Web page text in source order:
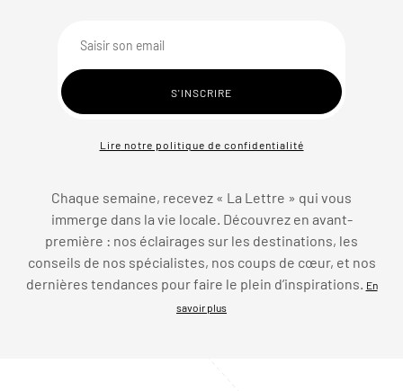
Lire notre politique de confidentialité
Chaque semaine, recevez « La Lettre » qui vous
immerge dans la vie locale. Découvrez en avant-
première : nos éclairages sur les destinations, les
conseils de nos spécialistes, nos coups de cœur, et nos
dernières tendances pour faire le plein d’inspirations. En
savoir plus